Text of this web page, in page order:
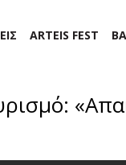
ARTEIS FEST